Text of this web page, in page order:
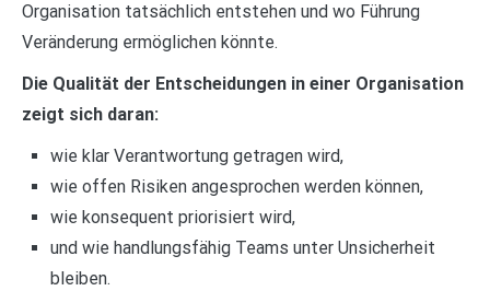
Organisation tatsächlich entstehen und wo Führung
Veränderung ermöglichen könnte.
Die Qualität der Entscheidungen in einer Organisation
zeigt sich daran:
wie klar Verantwortung getragen wird,
wie offen Risiken angesprochen werden können,
wie konsequent priorisiert wird,
und wie handlungsfähig Teams unter Unsicherheit
bleiben.